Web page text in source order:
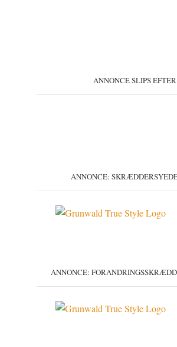
ANNONCE SLIPS
ANNONCE:
ANNONCE: